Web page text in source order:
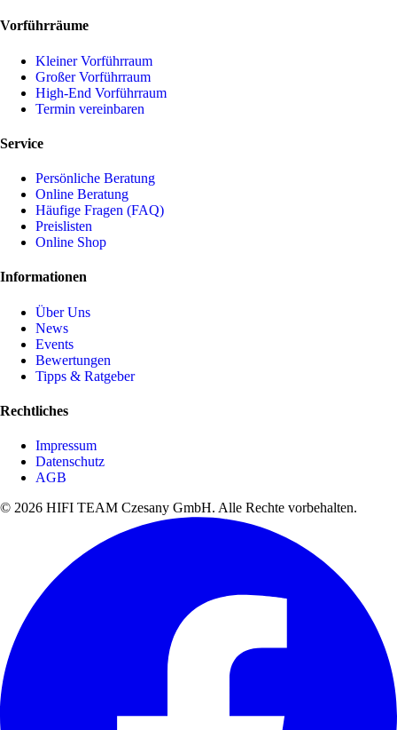
Vorführräume
Kleiner Vorführraum
Großer Vorführraum
High-End Vorführraum
Termin vereinbaren
Service
Persönliche Beratung
Online Beratung
Häufige Fragen (FAQ)
Preislisten
Online Shop
Informationen
Über Uns
News
Events
Bewertungen
Tipps & Ratgeber
Rechtliches
Impressum
Datenschutz
AGB
© 2026 HIFI TEAM Czesany GmbH. Alle Rechte vorbehalten.